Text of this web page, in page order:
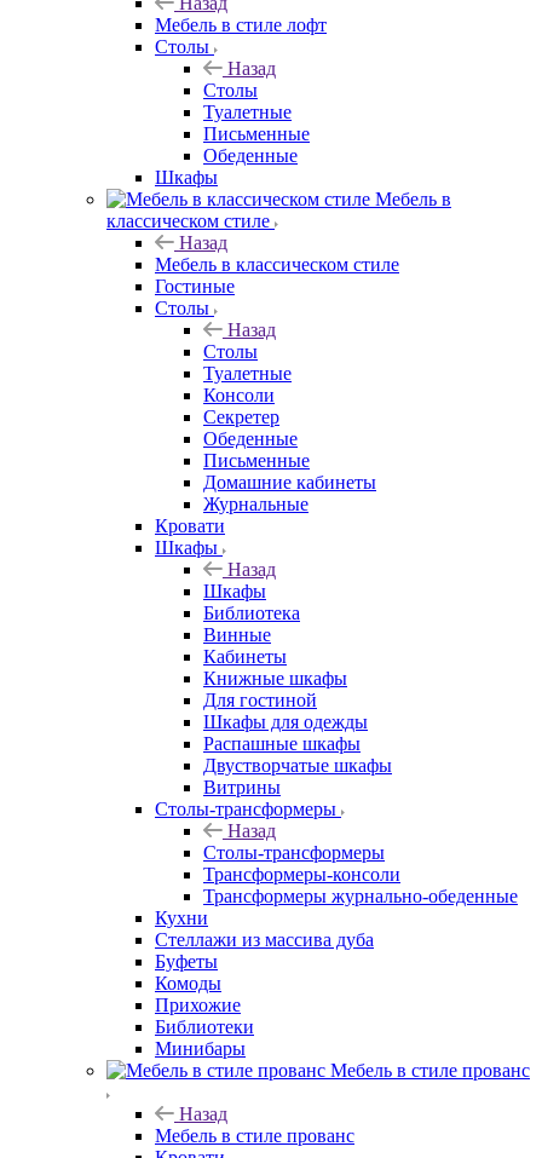
Мебель в стиле лофт
Столы
Назад
Столы
Туалетные
Письменные
Обеденные
Шкафы
Мебель в
классическом стиле
Назад
Мебель в классическом стиле
Гостиные
Столы
Назад
Столы
Туалетные
Консоли
Секретер
Обеденные
Письменные
Домашние кабинеты
Журнальные
Кровати
Шкафы
Назад
Шкафы
Библиотека
Винные
Кабинеты
Книжные шкафы
Для гостиной
Шкафы для одежды
Распашные шкафы
Двустворчатые шкафы
Витрины
Столы-трансформеры
Назад
Столы-трансформеры
Трансформеры-консоли
Трансформеры журнально-обеденные
Кухни
Стеллажи из массива дуба
Буфеты
Комоды
Прихожие
Библиотеки
Минибары
Мебель в стиле прованс
Назад
Мебель в стиле прованс